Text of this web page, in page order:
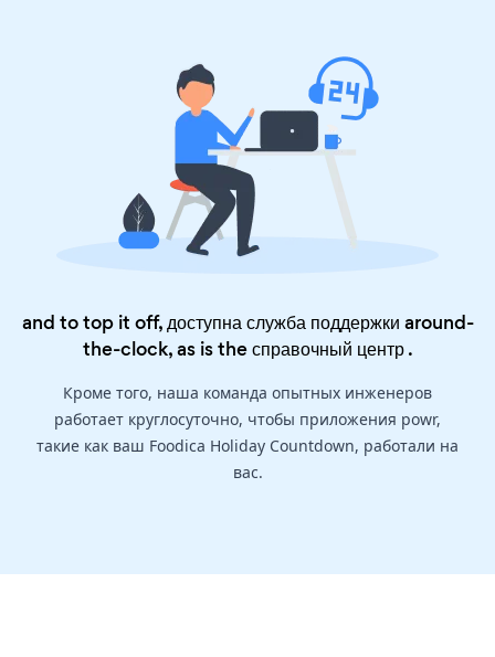
and to top it off, доступна служба поддержки around-
the-clock, as is theсправочный центр.
Кроме того, наша команда опытных инженеров
работает круглосуточно, чтобы приложения powr,
такие как ваш Foodica Holiday Countdown, работали на
вас.